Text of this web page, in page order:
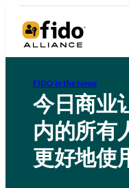
FIDO in the News
今日商业
内的所有
更好地使